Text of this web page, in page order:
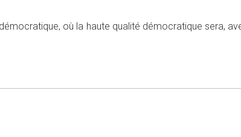
où la haute qualité démocratique sera,